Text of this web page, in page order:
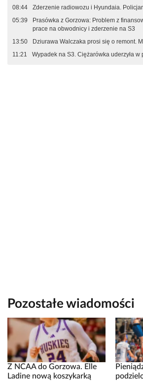
08:44
Zderzenie radiowozu i Hyundaia.
05:39
Prasówka z Gorzowa: Problem z
prace na obwodnicy i zderzenie na S3
13:50
Dziurawa Walczaka prosi się o remont.
11:21
Wypadek na S3. Ciężarówka uderzyła w
Pozostałe wiadomości
Z NCAA do Gorzowa. Elle
Ladine nową koszykarką